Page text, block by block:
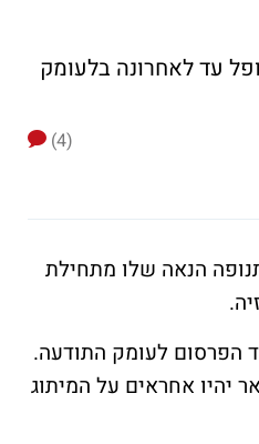
עד לאחרונה בלעומק
(4)
הנאה שלו מתחילת
במשרד הפרסום לעומק התודעה.
יהיו אחראים על המיתוג